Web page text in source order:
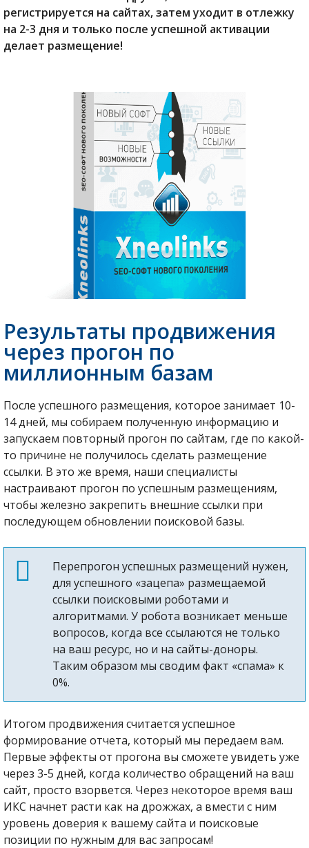
регистрируется на сайтах, затем уходит в отлежку
на 2-3 дня и только после успешной активации
делает размещение!
Результаты продвижения
через прогон по
миллионным базам
После успешного размещения, которое занимает 10-
14 дней, мы собираем полученную информацию и
запускаем повторный прогон по сайтам, где по какой-
то причине не получилось сделать размещение
ссылки. В это же время, наши специалисты
настраивают прогон по успешным размещениям,
чтобы железно закрепить внешние ссылки при
последующем обновлении поисковой базы.
Перепрогон успешных размещений нужен,
для успешного «зацепа» размещаемой
ссылки поисковыми роботами и
алгоритмами. У робота возникает меньше
вопросов, когда все ссылаются не только
на ваш ресурс, но и на сайты-доноры.
Таким образом мы сводим факт «спама» к
0%.
Итогом продвижения считается успешное
формирование отчета, который мы передаем вам.
Первые эффекты от прогона вы сможете увидеть уже
через 3-5 дней, когда количество обращений на ваш
сайт, просто взорвется. Через некоторое время ваш
ИКС начнет расти как на дрожжах, а вмести с ним
уровень доверия к вашему сайта и поисковые
позиции по нужным для вас запросам!